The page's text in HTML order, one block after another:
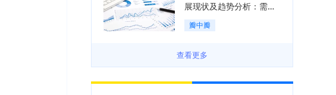
展现状及趋势分析：需求
可持续释放，市场发展前
景良好「图」
瓣中瓣
查看更多